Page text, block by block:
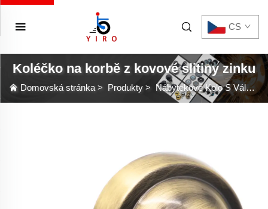
CS
Koléčko na korbě z kovové slitiny zinku
Domovská stránka > Produkty > Nábytekové Kolo S Válecem